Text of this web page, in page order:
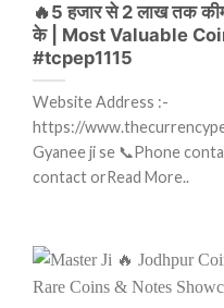
🔥5 हजार से 2 लाख तक
के | Most Valuable
#tcpep1115
Website Address :-
https://
Gyanee ji se 📞Phone
contact orRead More..